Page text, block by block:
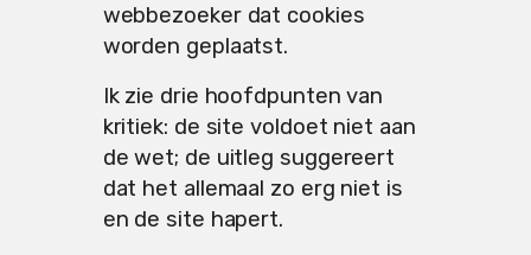
webbezoeker dat cookies
worden geplaatst.
Ik zie drie hoofdpunten van
kritiek: de site voldoet niet aan
de wet; de uitleg suggereert
dat het allemaal zo erg niet is
en de site hapert.